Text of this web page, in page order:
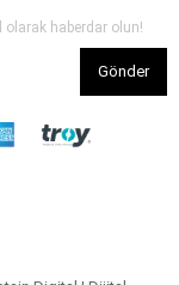
olarak haberdar olun!
Gönder